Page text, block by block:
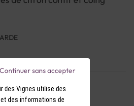
frais, vers 10°C, pour profiter
d’un blanc doux
DE SERVICE
des Vignes utilise des
des informations de
Continuer sans accepter